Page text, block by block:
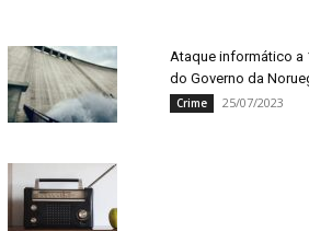
Ataque informático a
do Governo da
Crime 25/07/2023